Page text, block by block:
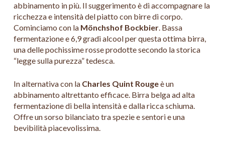
abbinamento in più. Il suggerimento è di accompagnare la
ricchezza e intensità del piatto con birre di corpo.
Cominciamo con la Mönchshof Bockbier. Bassa
fermentazione e 6,9 gradi alcool per questa ottima birra,
una delle pochissime rosse prodotte secondo la storica
“legge sulla purezza” tedesca.
In alternativa con la Charles Quint Rougeè un
abbinamento altrettanto efficace. Birra belga ad alta
fermentazione di bella intensità e dalla ricca schiuma.
Offre un sorso bilanciato tra spezie e sentori e una
bevibilità piacevolissima.